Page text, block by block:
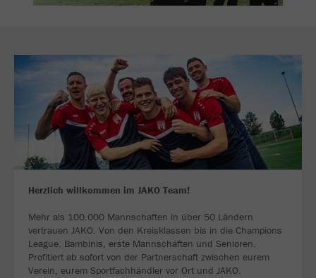
Herzlich willkommen im JAKO Team!
Mehr als 100.000 Mannschaften in über 50 Ländern
vertrauen JAKO. Von den Kreisklassen bis in die Champions
League. Bambinis, erste Mannschaften und Senioren.
Profitiert ab sofort von der Partnerschaft zwischen eurem
Verein, eurem Sportfachhändler vor Ort und JAKO.